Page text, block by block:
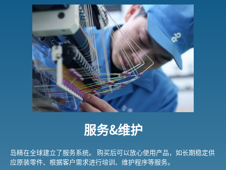
服务&维护
岛精在全球建立了服务系统。 购买后可以放心使用产品，如长期稳定供
应原装零件、根据客户需求进行培训、维护程序等服务。